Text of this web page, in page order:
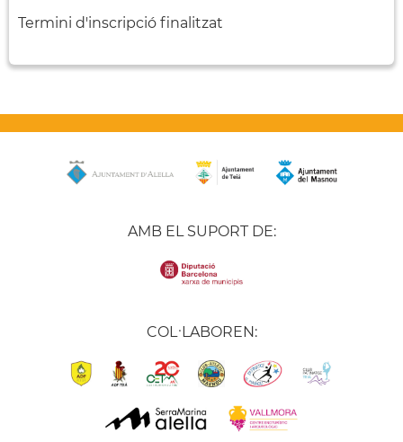
Termini d'inscripció finalitzat
AMB EL SUPORT DE:
COL·LABOREN: